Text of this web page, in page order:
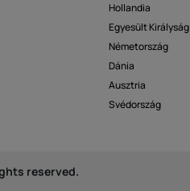
Hollandia
Egyesült Királyság
Németország
Dánia
Ausztria
Svédország
reserved.